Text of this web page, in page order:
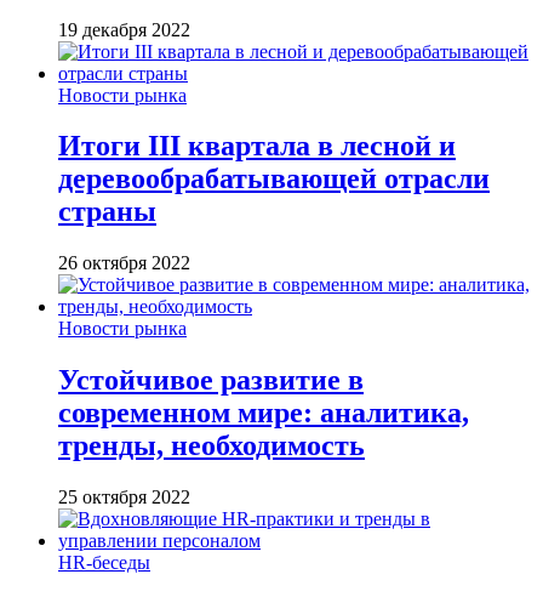
19 декабря 2022
Новости рынка
Итоги III квартала в лесной и
деревообрабатывающей отрасли
страны
26 октября 2022
Новости рынка
Устойчивое развитие в
современном мире: аналитика,
тренды, необходимость
25 октября 2022
HR-беседы